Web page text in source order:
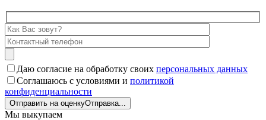
Даю согласие на обработку своих персональных данных
Соглашаюсь с условиями и политикой
конфиденциальности
Отправить на оценкуОтправка...
Мы выкупаем